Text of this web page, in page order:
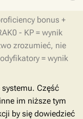
bonus +
- KP = wynik
zrozumieć, nie
= wynik
Część
im niższe tym
by się dowiedzieć